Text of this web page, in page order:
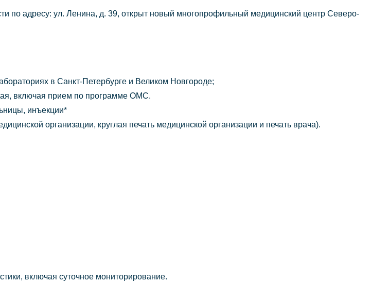
по адресу: ул. Ленина, д. 39, открыт новый многопрофильный медицинский центр Северо-
в Санкт-Петербурге и Великом Новгороде;
включая прием по программе ОМС.
инъекции*
организации, круглая печать медицинской организации и печать врача).
включая суточное мониторирование.